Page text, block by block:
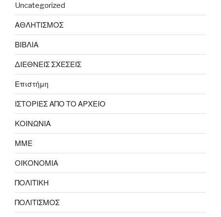
Uncategorized
ΑΘΛΗΤΙΣΜΟΣ
ΒΙΒΛΙΑ
ΔΙΕΘΝΕΙΣ ΣΧΕΣΕΙΣ
Επιστήμη
ΙΣΤΟΡΙΕΣ ΑΠΟ ΤΟ ΑΡΧΕΙΟ
ΚΟΙΝΩΝΙΑ
ΜΜΕ
ΟΙΚΟΝΟΜΙΑ
ΠΟΛΙΤΙΚΗ
ΠΟΛΙΤΙΣΜΟΣ